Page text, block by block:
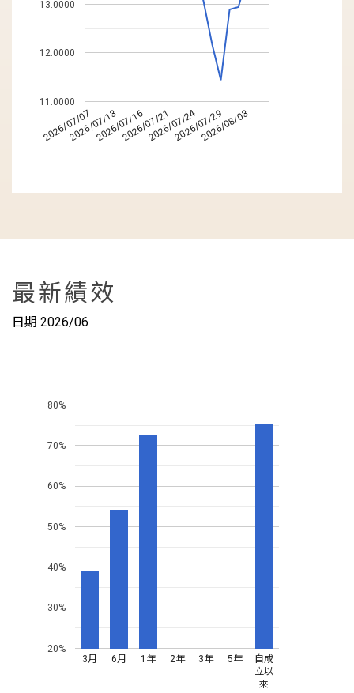
2026/07/072026/07/132026/07/162026/07/212026/07/242026/07/292026/08/03
11.0000
12.0000
13.0000
最新績效 |
日期 2026/06
3月 6月 1年 2年 3年 5年
自成
立以
來
20%
30%
40%
50%
60%
70%
80%